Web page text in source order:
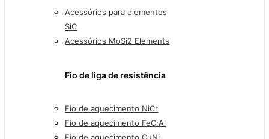
Acessórios para elementos
SiC
Acessórios MoSi2 Elements
Fio de liga de resistência
Fio de aquecimento NiCr
Fio de aquecimento FeCrAl